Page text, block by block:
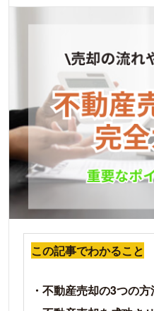
この記事でわかること
・不動産売却の3つの